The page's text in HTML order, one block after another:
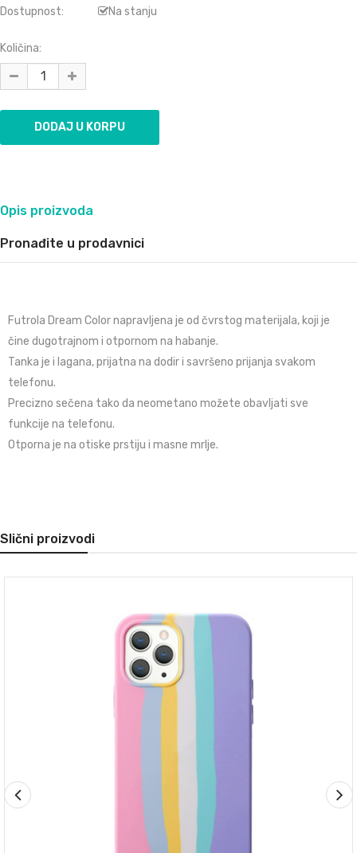
Dostupnost:
Na stanju
Količina:
Opis proizvoda
Pronađite u prodavnici
Futrola Dream Color napravljena je od čvrstog materijala, koji je
čine dugotrajnom i otpornom na habanje.
Tanka je i lagana, prijatna na dodir i savršeno prijanja svakom
telefonu.
Precizno sečena tako da neometano možete obavljati sve
funkcije na telefonu.
Otporna je na otiske prstiju i masne mrlje.
Slični proizvodi